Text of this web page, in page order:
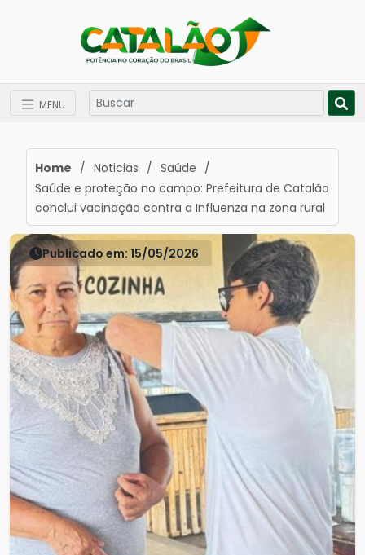
MENU
Home / Noticias / Saúde /
Saúde e proteção no campo: Prefeitura de Catalão
conclui vacinação contra a Influenza na zona rural
Publicado em: 15/05/2026